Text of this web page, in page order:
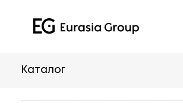
Каталог